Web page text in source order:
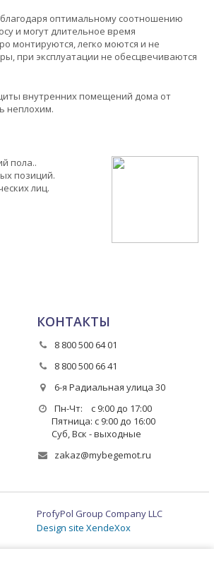
оптимальному соотношению
и могут длительное время
монтируются, легко моются и не
при эксплуатации не обесцвечиваются
внутренних помещений дома от
неплохим.
пола..
позиций.
лиц.
КОНТАКТЫ
8 800 500 64 01
8 800 500 66 41
6-я Радиальная улица 30
Пн-Чт: с 9:00 до 17:00
Пятница: с 9:00 до 16:00
Суб, Вск - выходные
zakaz@mybegemot.ru
ProfyPol Group Company LLC
Design site XendeXox